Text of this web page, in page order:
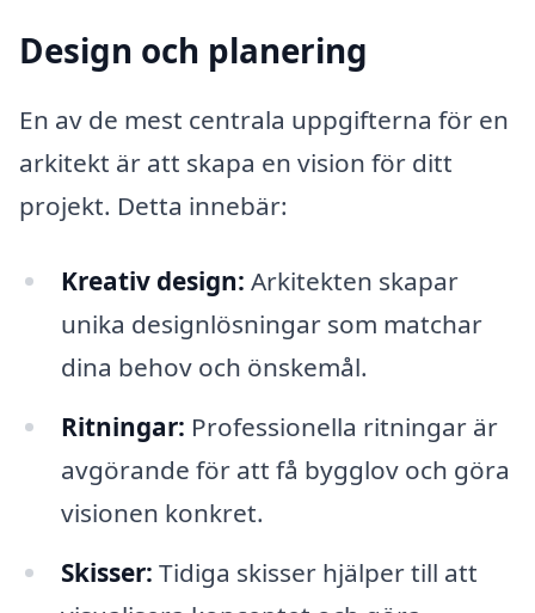
Design och planering
En av de mest centrala uppgifterna för en
arkitekt är att skapa en vision för ditt
projekt. Detta innebär:
Kreativ design: Arkitekten skapar
unika designlösningar som matchar
dina behov och önskemål.
Ritningar: Professionella ritningar är
avgörande för att få bygglov och göra
visionen konkret.
Skisser: Tidiga skisser hjälper till att